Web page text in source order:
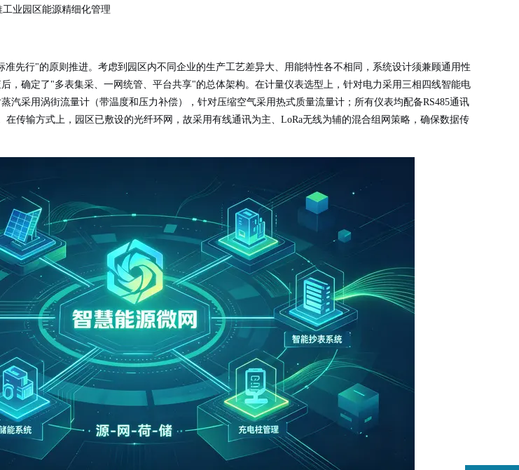
先行"的原则推进。考虑到园区内不同企业的生产工艺差异大、用能特性各不相同，系统设计须兼顾通用性
，确定了"多表集采、一网统管、平台共享"的总体架构。在计量仪表选型上，针对电力采用三相四线智能电
汽采用涡街流量计（带温度和压力补偿），针对压缩空气采用热式质量流量计；所有仪表均配备RS485通讯
在传输方式上，园区已敷设的光纤环网，故采用有线通讯为主、LoRa无线为辅的混合组网策略，确保数据传